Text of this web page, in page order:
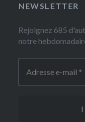
NEWSLETTER
Rejoignez 685
notre